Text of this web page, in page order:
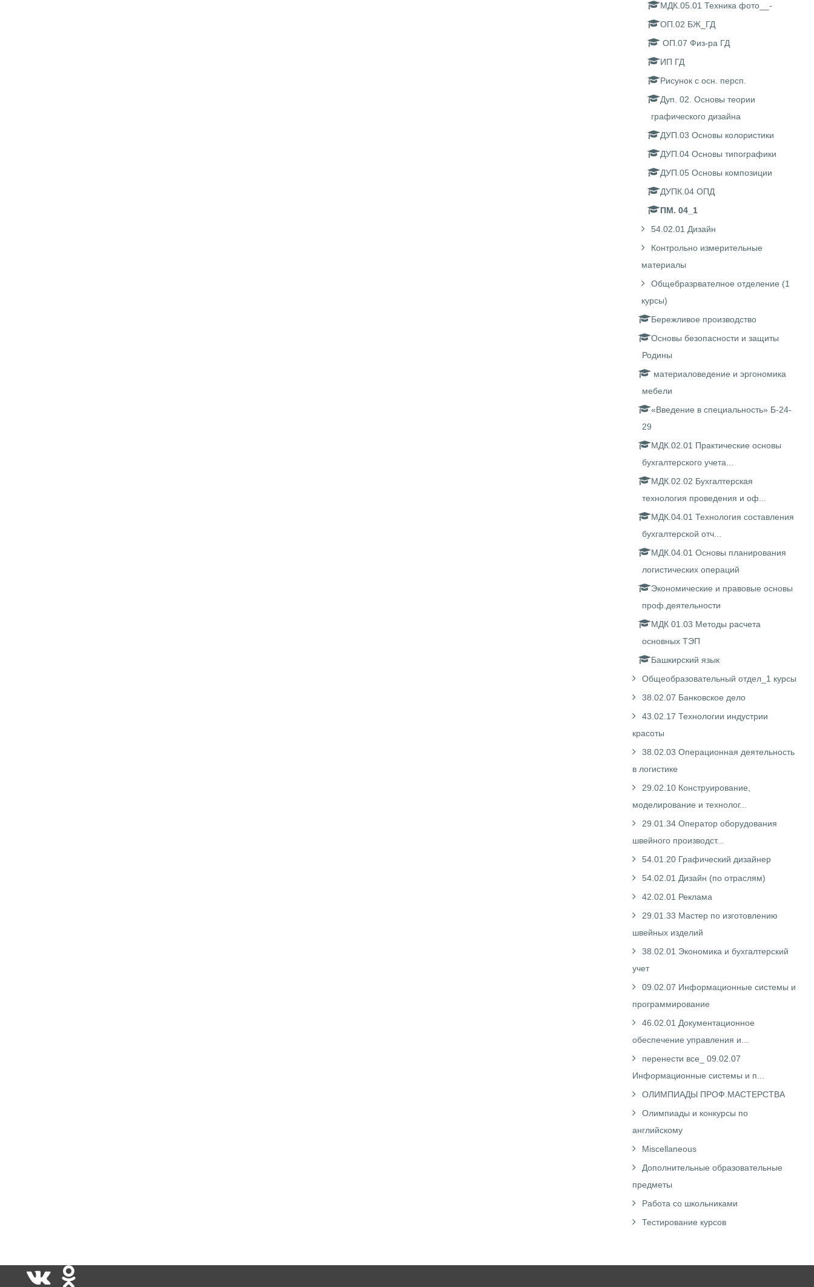
МДК.05.01 Техника фото__-
ОП.02 БЖ_ГД
ОП.07 Физ-ра ГД
ИП ГД
Рисунок с осн. персп.
Дуп. 02. Основы теории
графического дизайна
ДУП.03 Основы колористики
ДУП.04 Основы типографики
ДУП.05 Основы композиции
ДУПК.04 ОПД
ПМ. 04_1
54.02.01 Дизайн
Контрольно измерительные
материалы
Общебразрвателное отделение (1
курсы)
Бережливое производство
Основы безопасности и защиты
Родины
материаловедение и эргономика
мебели
«Введение в специальность» Б-24-
29
МДК.02.01 Практические основы
бухгалтерского учета...
МДК.02.02 Бухгалтерская
технология проведения и оф...
МДК.04.01 Технология составления
бухгалтерской отч...
МДК.04.01 Основы планирования
логистических операций
Экономические и правовые основы
проф.деятельности
МДК 01.03 Методы расчета
основных ТЭП
Башкирский язык
Общеобразовательный отдел_1 курсы
38.02.07 Банковское дело
43.02.17 Технологии индустрии
красоты
38.02.03 Операционная деятельность
в логистике
29.02.10 Конструирование,
моделирование и технолог...
29.01.34 Оператор оборудования
швейного производст...
54.01.20 Графический дизайнер
54.02.01 Дизайн (по отраслям)
42.02.01 Реклама
29.01.33 Мастер по изготовлению
швейных изделий
38.02.01 Экономика и бухгалтерский
учет
09.02.07 Информационные системы и
программирование
46.02.01 Документационное
обеспечение управления и...
перенести все_ 09.02.07
Информационные системы и п...
ОЛИМПИАДЫ ПРОФ.МАСТЕРСТВА
Олимпиады и конкурсы по
английскому
Miscellaneous
Дополнительные образовательные
предметы
Работа со школьниками
Тестирование курсов